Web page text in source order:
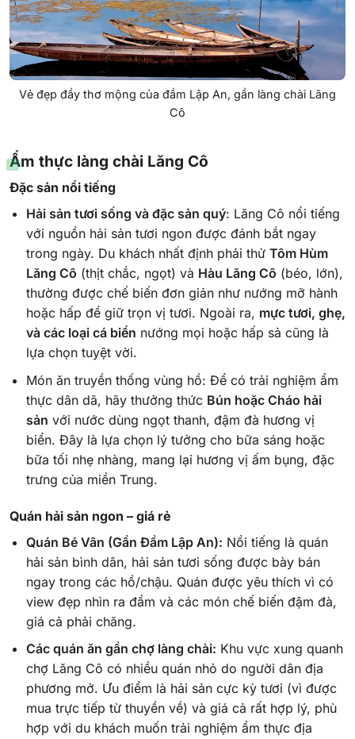
Vẻ đẹp đầy thơ mộng của đầm Lập An, gần làng chài Lăng
Cô
Ẩm thực làng chài Lăng Cô
Đặc sản nổi tiếng
Hải sản tươi sống và đặc sản quý: Lăng Cô nổi tiếng
với nguồn hải sản tươi ngon được đánh bắt ngay
trong ngày. Du khách nhất định phải thử Tôm Hùm
Lăng Cô (thịt chắc, ngọt) và Hàu Lăng Cô (béo, lớn),
thường được chế biến đơn giản như nướng mỡ hành
hoặc hấp để giữ trọn vị tươi. Ngoài ra, mực tươi, ghẹ,
và các loại cá biển nướng mọi hoặc hấp sả cũng là
lựa chọn tuyệt vời.
Món ăn truyền thống vùng hồ: Để có trải nghiệm ẩm
thực dân dã, hãy thưởng thức Bún hoặc Cháo hải
sản với nước dùng ngọt thanh, đậm đà hương vị
biển. Đây là lựa chọn lý tưởng cho bữa sáng hoặc
bữa tối nhẹ nhàng, mang lại hương vị ấm bụng, đặc
trưng của miền Trung.
Quán hải sản ngon – giá rẻ
Quán Bé Vân (Gần Đầm Lập An): Nổi tiếng là quán
hải sản bình dân, hải sản tươi sống được bày bán
ngay trong các hồ/chậu. Quán được yêu thích vì có
view đẹp nhìn ra đầm và các món chế biến đậm đà,
giá cả phải chăng.
Các quán ăn gần chợ làng chài: Khu vực xung quanh
chợ Lăng Cô có nhiều quán nhỏ do người dân địa
phương mở. Ưu điểm là hải sản cực kỳ tươi (vì được
mua trực tiếp từ thuyền về) và giá cả rất hợp lý, phù
hợp với du khách muốn trải nghiệm ẩm thực địa